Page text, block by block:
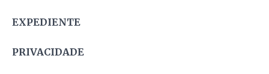
EXPEDIENTE
PRIVACIDADE